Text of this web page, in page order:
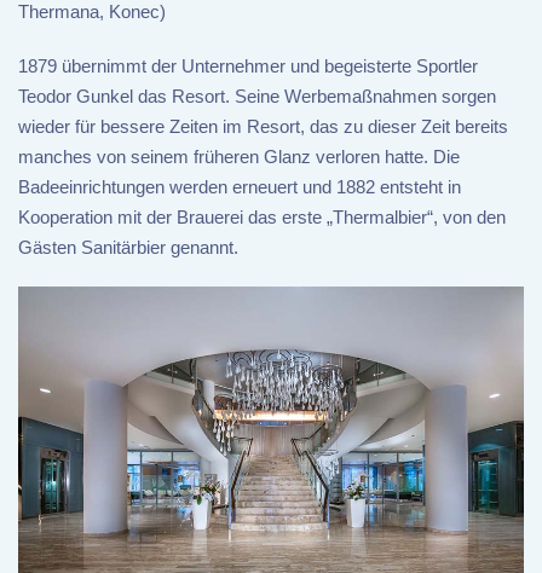
Thermana, Konec)
1879 übernimmt der Unternehmer und begeisterte Sportler
Teodor Gunkel das Resort. Seine Werbemaßnahmen sorgen
wieder für bessere Zeiten im Resort, das zu dieser Zeit bereits
manches von seinem früheren Glanz verloren hatte. Die
Badeeinrichtungen werden erneuert und 1882 entsteht in
Kooperation mit der Brauerei das erste „Thermalbier“, von den
Gästen Sanitärbier genannt.